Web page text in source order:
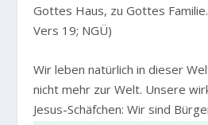
Gottes Haus, zu Gottes
Vers 19; NGÜ)
Wir leben natürlich in dieser
nicht mehr zur Welt. Unsere
Jesus-Schäfchen: Wir sind